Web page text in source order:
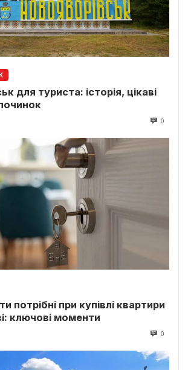
для туриста: історія, цікаві
0
потрібні при купівлі квартири
ключові моменти
0